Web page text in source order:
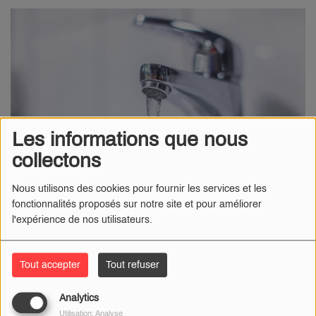
Les informations que nous
collectons
Nous utilisons des cookies pour fournir les services et les
fonctionnalités proposés sur notre site et pour améliorer
l'expérience de nos utilisateurs.
Tout accepter Tout refuser
Analytics
Utilisation: Analyse
28 JANVIER 2026
interdisant, jusqu’à nouvel ordre, la consommation de l’eau
potable dans plusieurs secteurs du département du Cher.
Henrichemont, au numéro 8